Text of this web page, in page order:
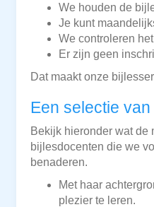
We houden de
Je kunt
We controleren
Er zijn geen
Dat maakt onze
Een selectie
Bekijk hieronder wat de
bijlesdocenten die we
benaderen.
Met haar
plezier te leren.